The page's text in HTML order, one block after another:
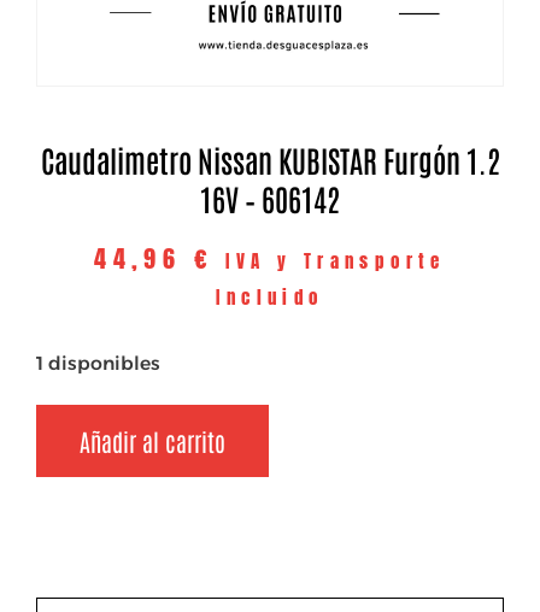
Caudalimetro Nissan KUBISTAR Furgón 1.2
16V – 606142
44,96 €
IVA y Transporte
Incluido
1 disponibles
Añadir al carrito